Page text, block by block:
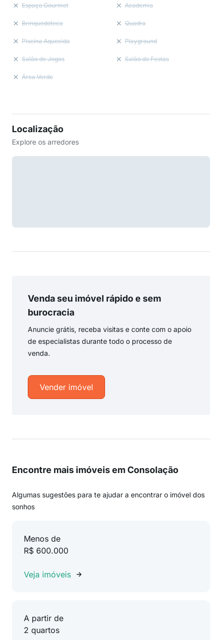
Espaço Gourmet Academia
Brinquedoteca Quadra
Piscina Aquecida Playground
Salão de Jogos Salão de Festas
Área Verde
Localização
Explore os arredores
Venda seu imóvel rápido e sem
burocracia
Anuncie grátis, receba visitas e conte com o apoio
de especialistas durante todo o processo de
venda.
Vender imóvel
Encontre mais imóveis em Consolação
Algumas sugestões para te ajudar a encontrar o imóvel dos
sonhos
Menos de
R$ 600.000
Veja imóveis
A partir de
2 quartos